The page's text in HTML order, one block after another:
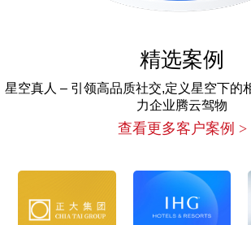
精选案例
星空真人 – 引领高品质社交,定义星空下的
力企业腾云驾物
查看更多客户案例 >